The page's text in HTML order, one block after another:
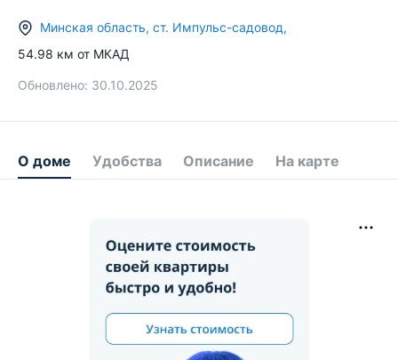
Минская область, ст. Импульс-садовод,
54.98 км от МКАД
Обновлено: 30.10.2025
О доме Удобства Описание На карте